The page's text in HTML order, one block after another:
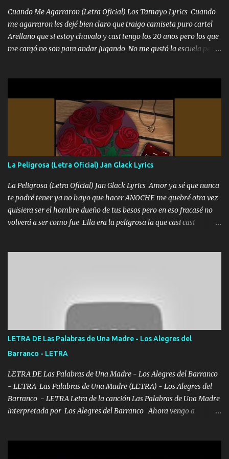
Cuando Me Agarraron (Letra Oficial) Los Tamayo Lyrics Cuando
me agarraron les dejé bien claro que traigo camiseta puro cartel
Arellano que si estoy chavalo y casi tengo los 20 años pero los que
me cargó no son para andar jugando No me gustó la escuela pero
Yo Soy El De Las Pacas Sobrino Del Brazo Armad0 Con mi Glock
fajado y mi R terciado me van a ver allá por TJ para un licenciado
mando un abrazo andamos al cien Choritas también Música
Ando en la colonia bien acelerado traigo un M2 que nunca me ha
fallado para mi compadre mandó un fuerte abrazo también al
Especial sabe que lo apreciamos En los mejores antros me verán
tomando con mujeres hermosas y botellas destapando siempre
bien cuidado bien atrabancado y a los que me conocen ya saben de
lo que hablo Entre lob...
La Peligrosa (Letra Oficial) Jan Glack Lyrics
La Peligrosa (Letra Oficial) Jan Glack Lyrics Amor ya sé que nunca
te podré tener ya no hayo que hacer ANOCHE me quebré otra vez
quisiera ser el hombre dueño de tus besos pero en eso fracasé no
volverá a ser como fue Ella era la peligrosa la que casi casi
quiero que sea nunca con otra yo quiero llevarte a la Luna y si
quieres en ese momento te pido que seas mi esposa Chingada
madre no quiero dejar de tenerte no ayuda la p'uta loquera y al
chile quisiera ser menos de ti dependiente la pinche tristeza me
encierra princesa tu sabes que nunca saldras de mi mente Ella era
la peligro...
LETRA DE Las Palabras de Una Madre - Los Alegres del
Barranco - LETRA
LETRA DE Las Palabras de Una Madre - Los Alegres del Barranco
- LETRA Las Palabras de Una Madre (LETRA) - Los Alegres del
Barranco - LETRA Letra de la canción Las Palabras de Una Madre
interpretada por Los Alegres del Barranco Ahora vengo a